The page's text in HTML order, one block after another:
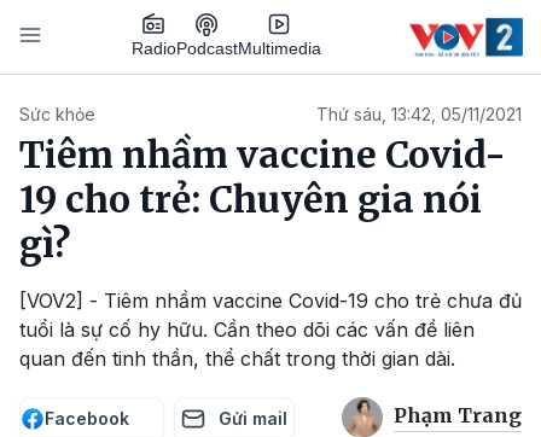
Nhảy đến nội dung
RadioPodcastMultimedia
Sức khỏe Thứ sáu, 13:42, 05/11/2021
Tiêm nhầm vaccine Covid-
19 cho trẻ: Chuyên gia nói
gì?
[VOV2] - Tiêm nhầm vaccine Covid-19 cho trẻ chưa đủ
tuổi là sự cố hy hữu. Cần theo dõi các vấn đề liên
quan đến tinh thần, thể chất trong thời gian dài.
Facebook Gửi mail Phạm Trang